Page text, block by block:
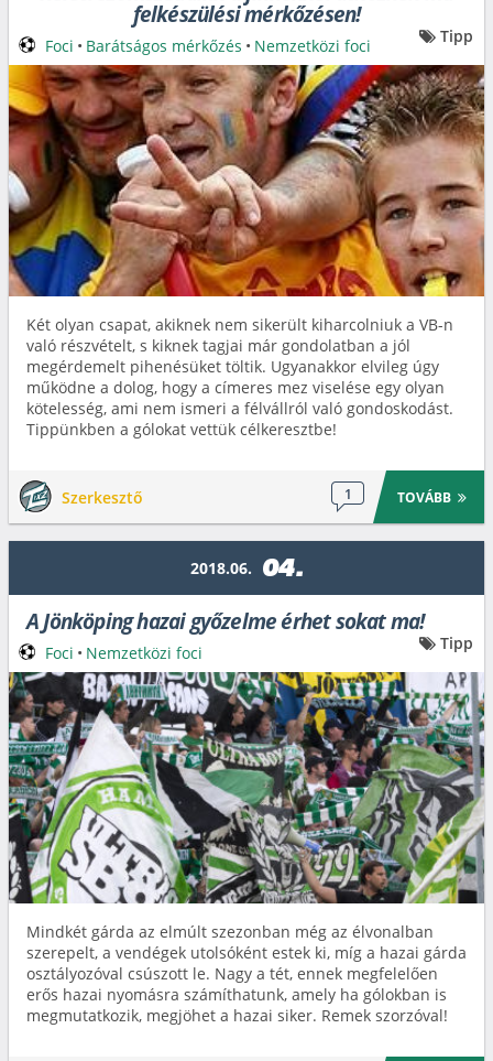
felkészülési mérkőzésen!
Két olyan csapat, akiknek nem sikerült kiharcolniuk a VB-n
való részvételt, s kiknek tagjai már gondolatban a jól
megérdemelt pihenésüket töltik. Ugyanakkor elvileg úgy
működne a dolog, hogy a címeres mez viselése egy olyan
kötelesség, ami nem ismeri a félvállról való gondoskodást.
Tippünkben a gólokat vettük célkeresztbe!
Szerkesztő 1 TOVÁBB
Foci • Barátságos mérkőzés • Nemzetközi foci Tipp
2018.06. 04.
A Jönköping hazai győzelme érhet sokat ma!
Mindkét gárda az elmúlt szezonban még az élvonalban
szerepelt, a vendégek utolsóként estek ki, míg a hazai gárda
osztályozóval csúszott le. Nagy a tét, ennek megfelelően
erős hazai nyomásra számíthatunk, amely ha gólokban is
megmutatkozik, megjöhet a hazai siker. Remek szorzóval!
Foci • Nemzetközi foci Tipp